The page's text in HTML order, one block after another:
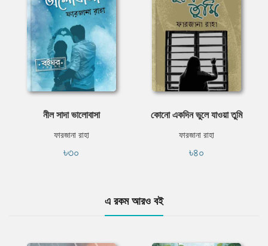
নীল সাদা ভালোবাসা
ফারজানা রাহা
৳৩০
কোনো একদিন ভুলে যাওয়া তুমি
ফারজানা রাহা
৳৪০
এ রকম আরও বই